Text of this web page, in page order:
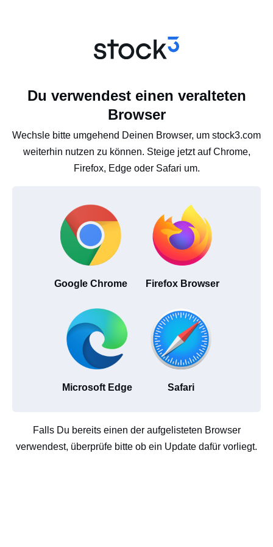
Du verwendest einen veralteten
Browser
Wechsle bitte umgehend Deinen Browser, um stock3.com
weiterhin nutzen zu können. Steige jetzt auf Chrome,
Firefox, Edge oder Safari um.
Google Chrome Firefox Browser
Microsoft Edge Safari
Falls Du bereits einen der aufgelisteten Browser
verwendest, überprüfe bitte ob ein Update dafür vorliegt.